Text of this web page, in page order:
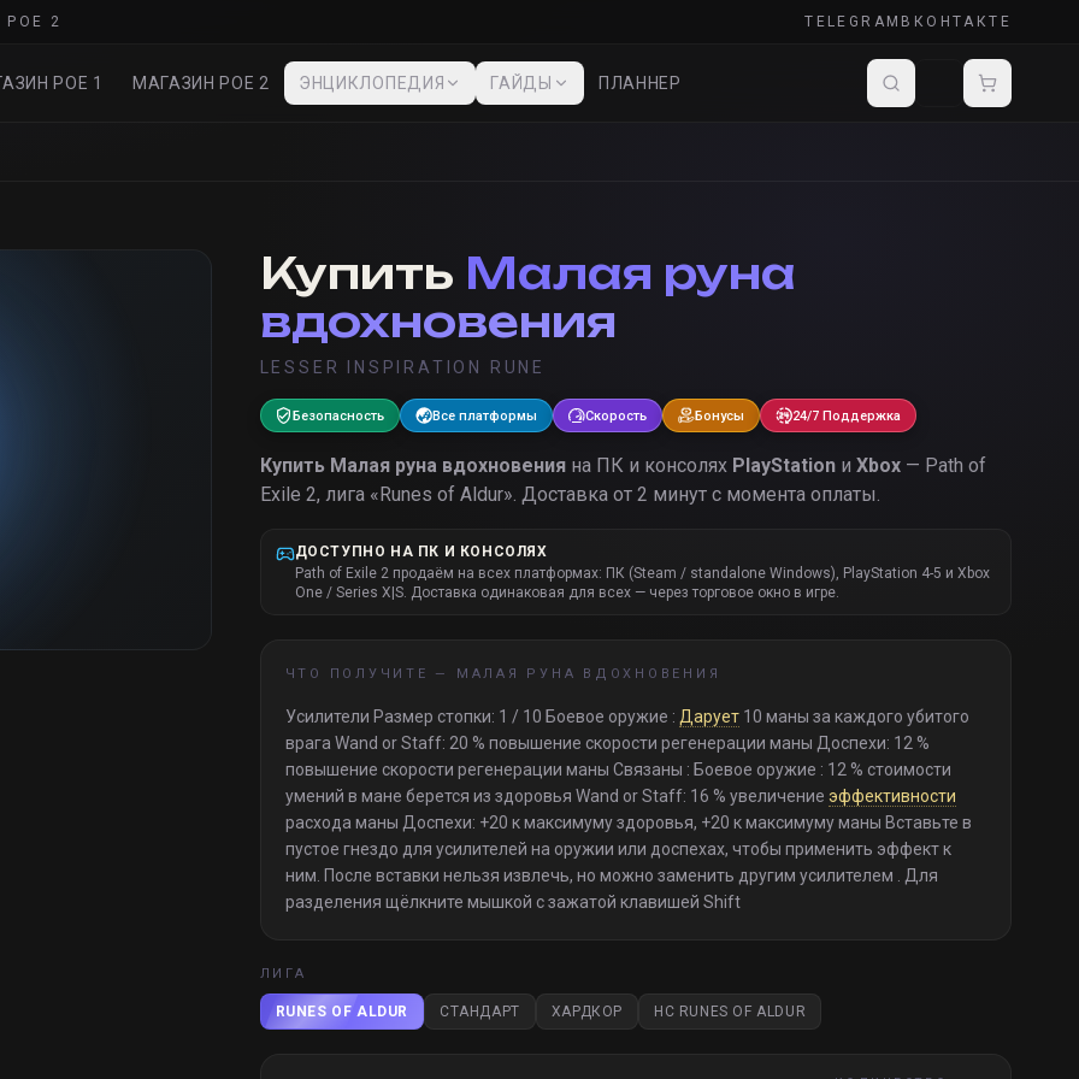
2 TELEGRAM ВКОНТАКТЕ
POE 1 МАГАЗИН POE 2 ЭНЦИКЛОПЕДИЯ ГАЙДЫ ПЛАННЕР
Купить Малая руна
вдохновения
LESSER INSPIRATION RUNE
Безопасность Все платформы Скорость Бонусы 24/7 Поддержка
Купить Малая руна вдохновения на ПК и консолях PlayStationи Xbox— Path of
Exile 2, лига «Runes of Aldur». Доставка от 2 минут с момента оплаты.
ДОСТУПНО НА ПК И КОНСОЛЯХ
Path of Exile 2 продаём на всех платформах: ПК (Steam / standalone Windows), PlayStation 4-5 и Xbox
One / Series X|S. Доставка одинаковая для всех — через торговое окно в игре.
ЧТО ПОЛУЧИТЕ — МАЛАЯ РУНА ВДОХНОВЕНИЯ
Усилители Размер стопки: 1 / 10 Боевое оружие : Дарует10 маны за каждого убитого
врага Wand or Staff: 20 % повышение скорости регенерации маны Доспехи: 12 %
повышение скорости регенерации маны Связаны : Боевое оружие : 12 % стоимости
умений в мане берется из здоровья Wand or Staff: 16 % увеличение эффективности
расхода маны Доспехи: +20 к максимуму здоровья, +20 к максимуму маны Вставьте в
пустое гнездо для усилителей на оружии или доспехах, чтобы применить эффект к
ним. После вставки нельзя извлечь, но можно заменить другим усилителем . Для
разделения щёлкните мышкой с зажатой клавишей Shift
ЛИГА
RUNES OF ALDUR СТАНДАРТ ХАРДКОР HC RUNES OF ALDUR